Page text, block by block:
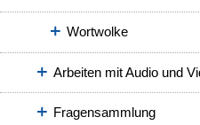
Wortwolke
Arbeiten mit Audio und
Fragensammlung